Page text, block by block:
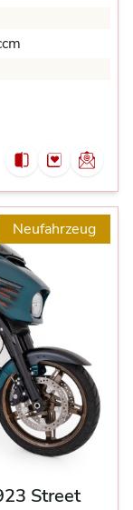
Neufahrzeug
Street